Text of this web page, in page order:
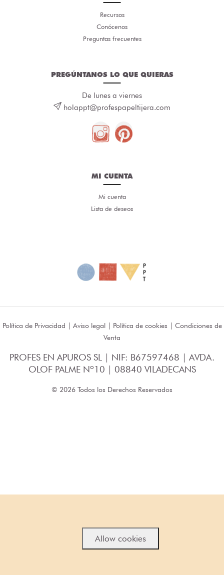
Recursos
Conócenos
Preguntas frecuentes
PREGÚNTANOS LO QUE QUIERAS
De lunes a viernes
holappt@profespapeltijera.com
MI CUENTA
Mi cuenta
Lista de deseos
Política de Privacidad | Aviso legal| Política de cookies | Condiciones de
Venta
PROFES EN APUROS SL | NIF: B67597468 | AVDA.
OLOF PALME Nº10 | 08840 VILADECANS
© 2026 Todos los Derechos Reservados
Allow cookies